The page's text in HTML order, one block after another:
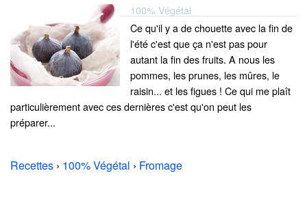
100% Végétal
Ce qu'il y a de chouette avec la fin de
l'été c'est que ça n'est pas pour
autant la fin des fruits. A nous les
pommes, les prunes, les mûres, le
raisin... et les figues ! Ce qui me plaît
particulièrement avec ces dernières c'est qu'on peut les
préparer...
Recettes › 100% Végétal › Fromage